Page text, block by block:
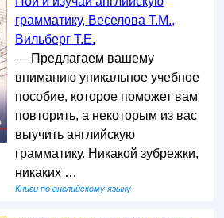
грамматику, Веселова Т.М.,
Вильберг Т.Е.
— Предлагаем вашему
вниманию уникальное учебное
пособие, которое поможет вам
повторить, а некоторым из вас
выучить английскую
грамматику. Никакой зубрежки,
никаких …
Книги по английскому языку